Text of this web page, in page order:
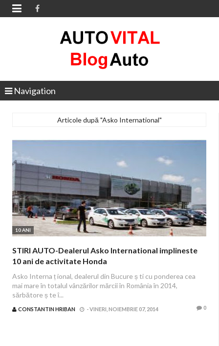

Navigation
Articole după "Asko International"
10 ANI
STIRI AUTO-Dealerul Asko International implineste
10 ani de activitate Honda
Asko Interna ț ional, dealerul din Bucure ș ti cu ponderea cea
mai mare în totalul vânzărilor mărcii în România în 2014,
sărbătore ș te î...
CONSTANTIN HRIBAN -VINERI, NOIEMBRIE 07, 2014 0